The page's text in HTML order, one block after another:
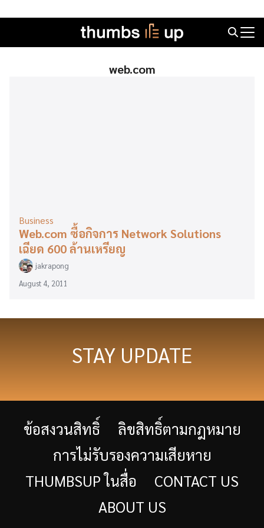
to
for:
web.com
Business
Web.com ซื้อกิจการ Network Solutions
เฉียด 600 ล้านเหรียญ
jakrapong
August 4, 2011
STAY UPDATE
ข้อสงวนสิทธิ์
ลิขสิทธิ์ตามกฎหมาย
การไม่รับรองความเสียหาย
THUMBSUP ในสื่อ
CONTACT US
ABOUT US